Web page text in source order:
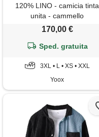
120% LINO - camicia tinta
unita - cammello
170,00 €
Sped. gratuita
3XL • L • XS • XXL
Yoox